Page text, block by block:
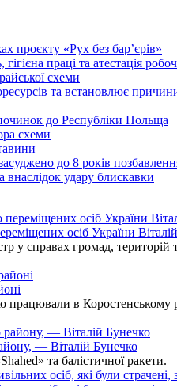
проєкту «Рух без бар’єрів»
праці та атестація
схеми
та встановлює
до Республіки Польща
схеми
до 8 років
удару блискавки
осіб України Віталій
справах громад, територій
в Коростенському
— Віталій Бунечко
та балістичної ракети.